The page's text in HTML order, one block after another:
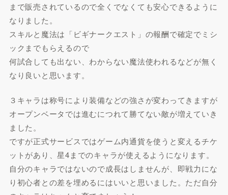
まで販売されているので全くでなくても安心できるように
なりました。
スキルと魔法は「ビギナークエスト」の報酬で確定でミシ
ックまでもらえるので
何試合しても出ない、わからない魔法使われるなどが無く
なり良いと思います。
３キャラは称号により装備などの強さが変わってきますが
オープンベータでは進むにつれて勝てない敵が増えていき
ました。
ですが正式サービスではゲーム内通貨を使うと変えるチケ
ットがあり、星4までのキャラが使えるようになります。
自分のキャラではないので成長はしませんが、即戦力にな
り初心者との差を埋めるにはいいと思いました。ただ自分